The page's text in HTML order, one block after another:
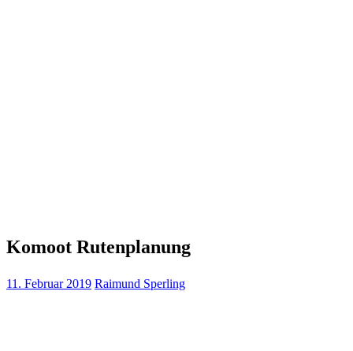
Komoot Rutenplanung
11. Februar 2019 Raimund Sperling